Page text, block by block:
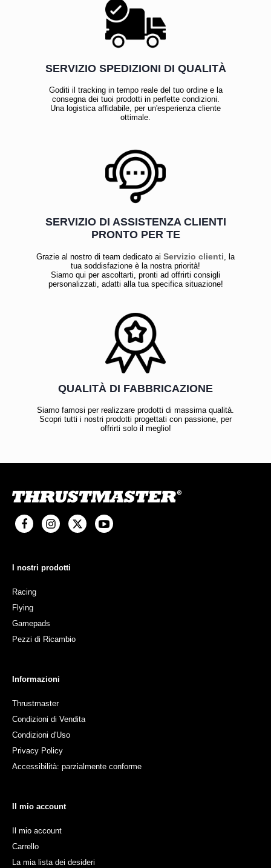
SERVIZIO SPEDIZIONI DI QUALITÀ
Goditi il tracking in tempo reale del tuo ordine e la
consegna dei tuoi prodotti in perfette condizioni.
Una logistica affidabile, per un'esperienza cliente
ottimale.
SERVIZIO DI ASSISTENZA CLIENTI
PRONTO PER TE
Grazie al nostro di team dedicato ai Servizio clienti, la
tua soddisfazione è la nostra priorità!
Siamo qui per ascoltarti, pronti ad offrirti consigli
personalizzati, adatti alla tua specifica situazione!
QUALITÀ DI FABBRICAZIONE
Siamo famosi per realizzare prodotti di massima qualità.
Scopri tutti i nostri prodotti progettati con passione, per
offrirti solo il meglio!
I nostri prodotti
Racing
Flying
Gamepads
Pezzi di Ricambio
Informazioni
Thrustmaster
Condizioni di Vendita
Condizioni d'Uso
Privacy Policy
Accessibilità: parzialmente conforme
Il mio account
Il mio account
Carrello
La mia lista dei desideri